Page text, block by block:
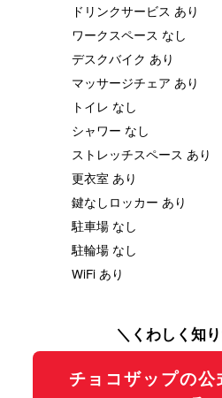
ドリンクサービス あり
ワークスペース なし
デスクバイク あり
マッサージチェア あり
トイレ なし
シャワー なし
ストレッチスペース あり
更衣室 あり
鍵なしロッカー あり
駐車場 なし
駐輪場 なし
WiFi あり
＼くわしく知
チョコザップの